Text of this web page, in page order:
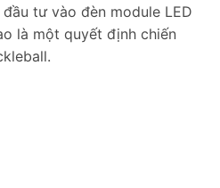
tư vào đèn module LED
là một quyết định chiến